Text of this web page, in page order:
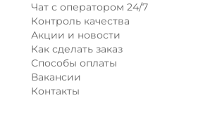
Чат с оператором 24/7
Контроль качества
Акции и новости
Как сделать заказ
Способы оплаты
Вакансии
Контакты